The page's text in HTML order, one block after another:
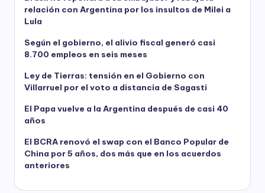
relación con Argentina por los insultos de Milei a
Lula
Según el gobierno, el alivio fiscal generó casi
8.700 empleos en seis meses
Ley de Tierras: tensión en el Gobierno con
Villarruel por el voto a distancia de Sagasti
El Papa vuelve a la Argentina después de casi 40
años
El BCRA renovó el swap con el Banco Popular de
China por 5 años, dos más que en los acuerdos
anteriores